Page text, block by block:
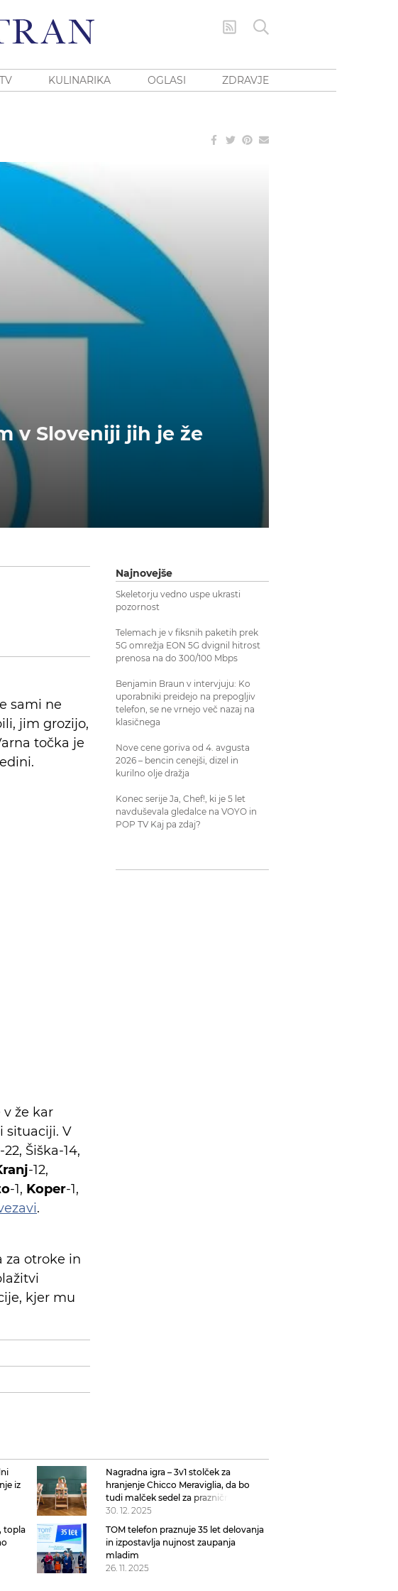
KULINARIKA OGLASI ZDRAVJE
v Sloveniji jih je že
sami ne
jim grozijo,
točka je
že kar
situaciji. V
Šiška-14,
-12,
-1, Koper-1,
.
za otroke in
kjer mu
Najnovejše
Skeletorju vedno uspe ukrasti
pozornost
Telemach je v fiksnih paketih prek
5G omrežja EON 5G dvignil hitrost
prenosa na do 300/100 Mbps
Benjamin Braun v intervjuju: Ko
uporabniki preidejo na prepogljiv
telefon, se ne vrnejo več nazaj na
klasičnega
Nove cene goriva od 4. avgusta
2026 – bencin cenejši, dizel in
kurilno olje dražja
Konec serije Ja, Chef!, ki je 5 let
navduševala gledalce na VOYO in
POP TV Kaj pa zdaj?
iz
Nagradna igra – 3v1 stolček za
hranjenje Chicco Meraviglia, da bo
tudi malček sedel za praznično mizo
30. 12. 2025
topla
iz
TOM telefon praznuje 35 let delovanja
in izpostavlja nujnost zaupanja
mladim
26. 11. 2025